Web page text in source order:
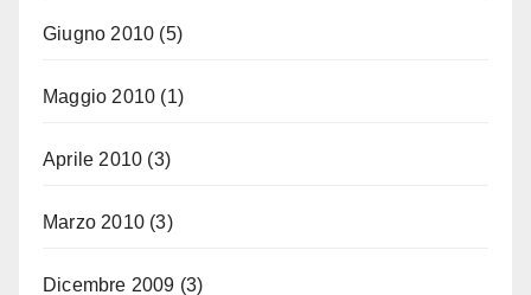
Giugno 2010 (5)
Maggio 2010 (1)
Aprile 2010 (3)
Marzo 2010 (3)
Dicembre 2009 (3)